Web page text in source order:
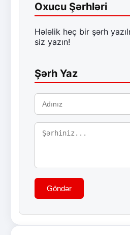
Oxucu Şərhləri
Hələlik heç bir şərh
siz yazın!
Şərh Yaz
Göndər